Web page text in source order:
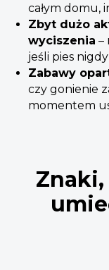
całym domu,
Zbyt dużo
wyciszenia –
jeśli pies
Zabawy
czy gonienie
momentem
Znaki,